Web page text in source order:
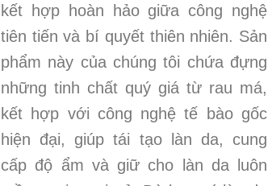
kết hợp hoàn hảo giữa công nghệ
tiên tiến và bí quyết thiên nhiên. Sản
phẩm này của chúng tôi chứa đựng
những tinh chất quý giá từ rau má,
kết hợp với công nghệ tế bào gốc
hiện đại, giúp tái tạo làn da, cung
cấp độ ẩm và giữ cho làn da luôn